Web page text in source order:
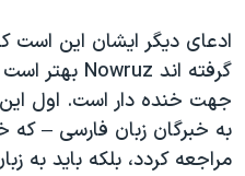
ادعای دیگر ایشان این است
جهت خنده دار است. اول این
به خبرگان زبان فارسی – که
مراجعه کردد، بلکه باید به